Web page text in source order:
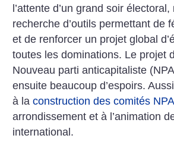
l’attente d’un grand soir
recherche d’outils permettant de
et de renforcer un projet global
toutes les dominations. Le projet
Nouveau parti anticapitaliste
ensuite beaucoup d’espoirs.
à laconstruction des comités NPA
arrondissement et à l’animation
international.